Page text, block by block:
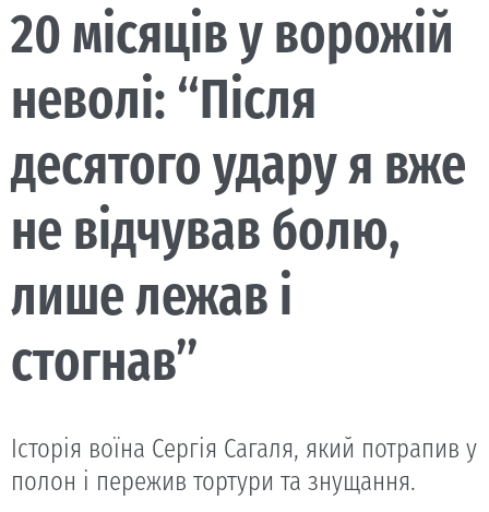
20 місяців у ворожій
неволі: “Після
десятого удару я вже
не відчував болю,
лише лежав і
стогнав”
Історія воїна Сергія Сагаля, який потрапив у
полон і пережив тортури та знущання.